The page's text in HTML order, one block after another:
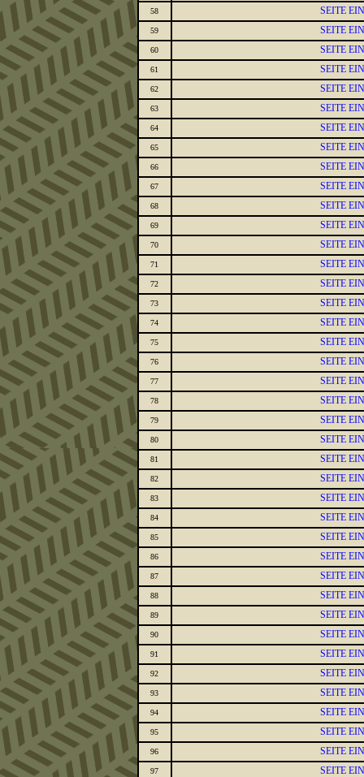
58 SEITE
59 SEITE
60 SEITE
61 SEITE
62 SEITE
63 SEITE
64 SEITE
65 SEITE
66 SEITE
67 SEITE
68 SEITE
69 SEITE
70 SEITE
71 SEITE
72 SEITE
73 SEITE
74 SEITE
75 SEITE
76 SEITE
77 SEITE
78 SEITE
79 SEITE
80 SEITE
81 SEITE
82 SEITE
83 SEITE
84 SEITE
85 SEITE
86 SEITE
87 SEITE
88 SEITE
89 SEITE
90 SEITE
91 SEITE
92 SEITE
93 SEITE
94 SEITE
95 SEITE
96 SEITE
97 SEITE